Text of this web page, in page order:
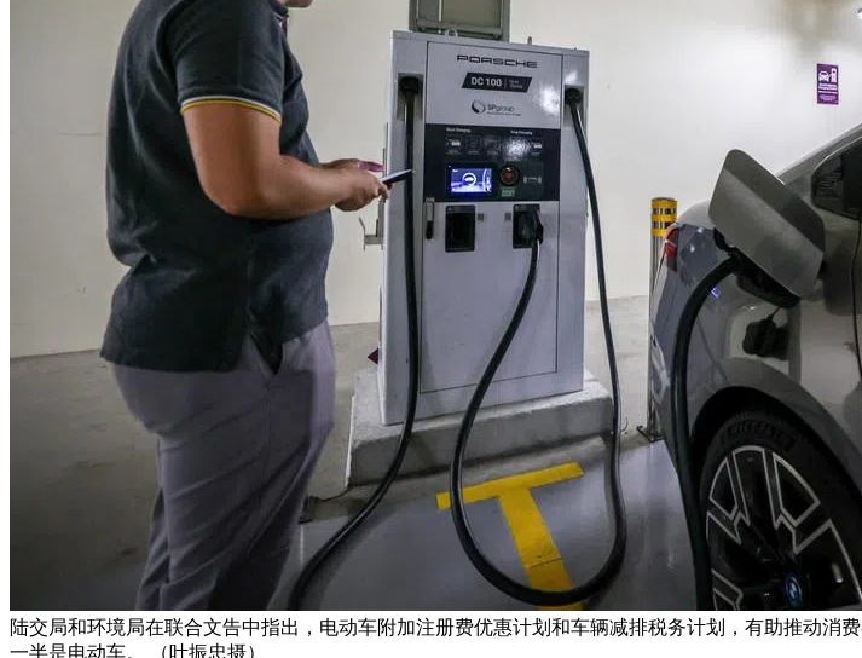
陆交局和环境局在联合文告中指出，电动车附加注册费优惠计划和车辆减排税务计划，有助推动
一半是电动车。 （叶振忠摄）